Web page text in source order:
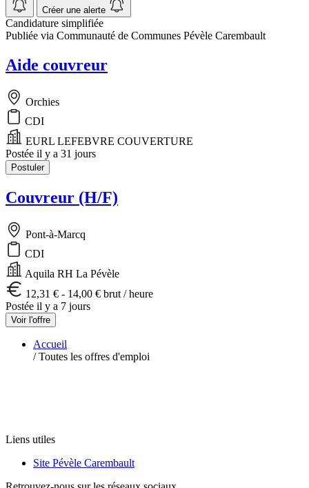
Créer une alerte
Candidature simplifiée
Publiée via Communauté de Communes Pévèle Carembault
Aide couvreur
Orchies
CDI
EURL LEFEBVRE COUVERTURE
Postée il y a 31 jours
Postuler
Couvreur (H/F)
Pont-à-Marcq
CDI
Aquila RH La Pévèle
12,31 € - 14,00 € brut / heure
Postée il y a 7 jours
Voir l'offre
Accueil
/ Toutes les offres d'emploi
Liens utiles
Site Pévèle Carembault